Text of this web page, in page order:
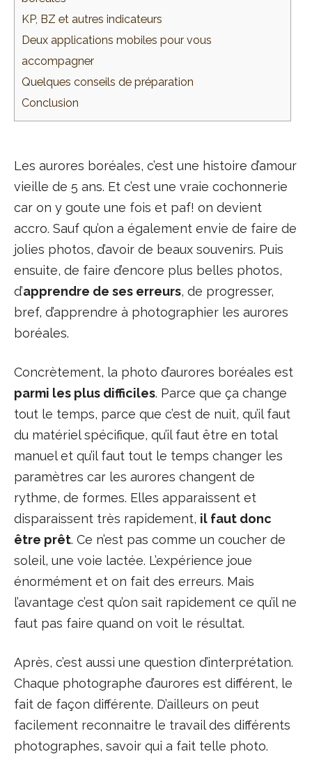
KP, BZ et autres indicateurs
Deux applications mobiles pour vous
accompagner
Quelques conseils de préparation
Conclusion
Les aurores boréales, c’est une histoire d’amour
vieille de 5 ans. Et c’est une vraie cochonnerie
car on y goute une fois et paf! on devient
accro. Sauf qu’on a également envie de faire de
jolies photos, d’avoir de beaux souvenirs. Puis
ensuite, de faire d’encore plus belles photos,
d’apprendre de ses erreurs, de progresser,
bref, d’apprendre à photographier les aurores
boréales.
Concrètement, la photo d’aurores boréales est
parmi les plus difficiles. Parce que ça change
tout le temps, parce que c’est de nuit, qu’il faut
du matériel spécifique, qu’il faut être en total
manuel et qu’il faut tout le temps changer les
paramètres car les aurores changent de
rythme, de formes. Elles apparaissent et
disparaissent très rapidement, il faut donc
être prêt. Ce n’est pas comme un coucher de
soleil, une voie lactée. L’expérience joue
énormément et on fait des erreurs. Mais
l’avantage c’est qu’on sait rapidement ce qu’il ne
faut pas faire quand on voit le résultat.
Après, c’est aussi une question d’interprétation.
Chaque photographe d’aurores est différent, le
fait de façon différente. D’ailleurs on peut
facilement reconnaitre le travail des différents
photographes, savoir qui a fait telle photo.